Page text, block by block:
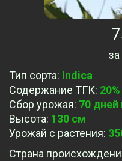
за
Тип сорта: Indica
Содержание ТГК: 20%
Сбор урожая: 70 дней
Высота: 130 см
Урожай с растения:
Страна